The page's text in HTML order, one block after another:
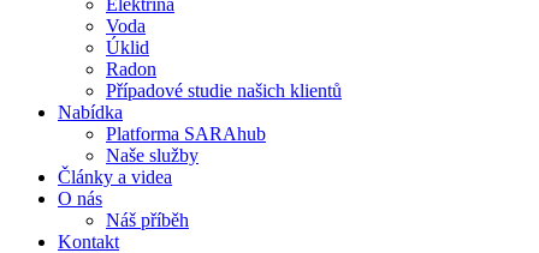
Elektřina
Voda
Úklid
Radon
Případové studie našich klientů
Nabídka
Platforma SARAhub
Naše služby
Články a videa
O nás
Náš příběh
Kontakt